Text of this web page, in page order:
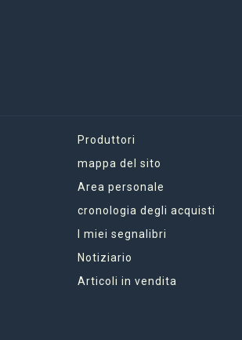
Produttori
mappa del sito
Area personale
cronologia degli acquisti
I miei segnalibri
Notiziario
Articoli in vendita